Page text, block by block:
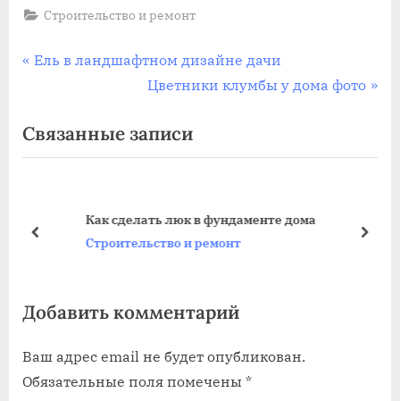
Строительство и ремонт
Навигация
записям
П
д
ы
щ
з
п
и
Ель в ландшафтном дизайне дачи
С
е
д
з
п
и
Цветники клумбы у дома фото
Связанные записи
Как сделать люк в фундаменте дома
Строительство и ремонт
пред
Добавить комментарий
Ваш адрес email не будет опубликован.
Обязательные поля помечены *